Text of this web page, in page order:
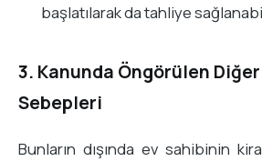
başlatılarak da tahliye
3. Kanunda Öngörülen
Sebepleri
Bunların dışında ev sahibinin